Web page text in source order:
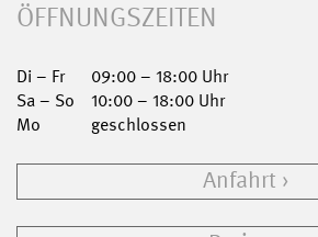
ÖFFNUNGSZEITEN
Di – Fr
09:00 – 18:00 Uhr
Sa – So
10:00 – 18:00 Uhr
Mo
geschlossen
Anfahrt